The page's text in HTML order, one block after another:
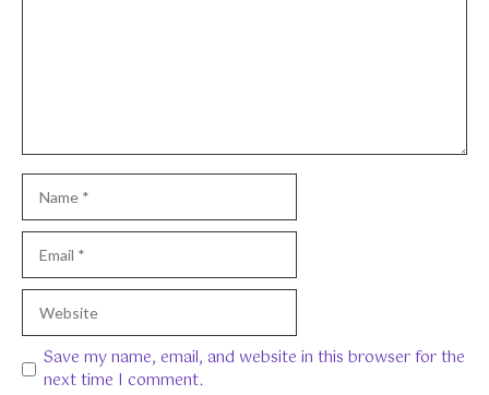
Name
Email
Website
Save my name, email, and website in this browser for the
next time I comment.